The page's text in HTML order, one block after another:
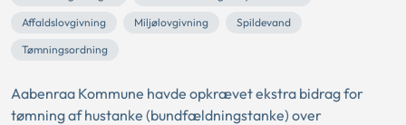
Affaldslovgivning
Miljølovgivning
Spildevand
Tømningsordning
Aabenraa Kommune havde opkrævet ekstra bidrag for
tømning af hustanke (bundfældningstanke) over